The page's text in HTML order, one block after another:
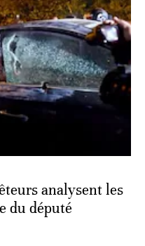
analysent les
du député